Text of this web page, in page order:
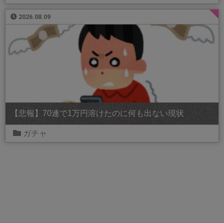
2026.08.09
【悲報】70連で1万円溶けたのに何も出ない現状
ガチャ